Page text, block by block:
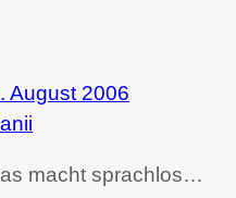
August 2006
macht sprachlos…